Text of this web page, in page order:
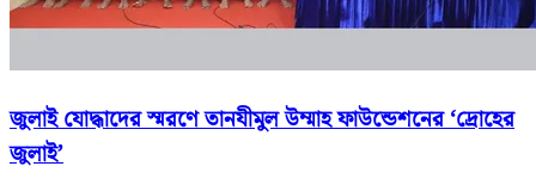
জুলাই যোদ্ধাদের স্মরণে তানযীমুল উম্মাহ ফাউন্ডেশনের ‘দ্রোহের
জুলাই’